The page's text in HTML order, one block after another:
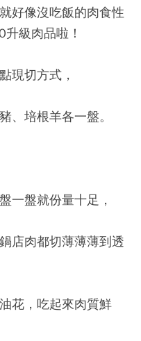
好像沒吃飯的肉食性
級肉品啦！
現切方式，
、培根羊各一盤。
一盤就份量十足，
店肉都切薄薄薄到透
花，吃起來肉質鮮